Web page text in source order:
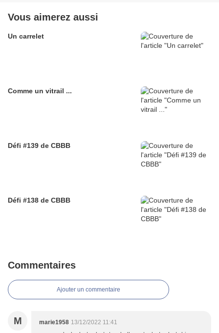
Vous aimerez aussi
Un carrelet
Comme un vitrail ...
Défi #139 de CBBB
Défi #138 de CBBB
Commentaires
Ajouter un commentaire
M marie1958 13/12/2022 11:41